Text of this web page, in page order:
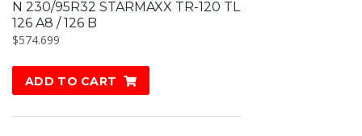
N 230/95R32 STARMAXX TR-120 TL
126 A8 / 126 B
$574.699
ADD TO CART